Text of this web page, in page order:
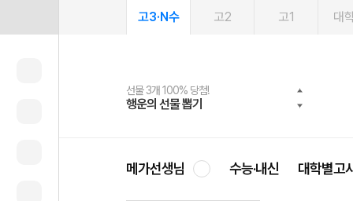
고3·N수 고2 고1 대
선물 3개 100% 당첨!
행운의 선물 뽑기
선물 100% 증정!
메가스터디 X 올리브
여름방학 스터디 캐시백
메가런 썸머스쿨
2027 러셀 단과
강사 공개선발
스마트러닝앱
설문 EVENT
메가패스
3일 무료 체험권
메가패스 수강생 무료혜택!
메가클럽 멤버십
사회공헌 캠페인
희망이룸 메가나눔
메가선생님 수능·내신 대학별고